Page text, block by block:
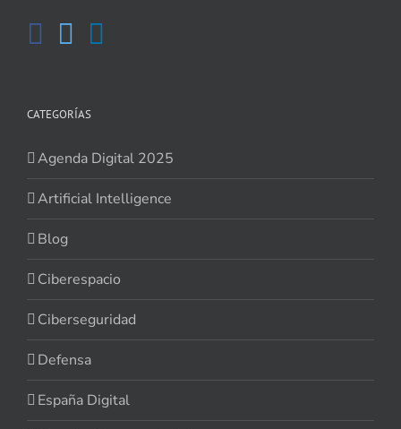
CATEGORÍAS
Agenda Digital 2025
Artificial Intelligence
Blog
Ciberespacio
Ciberseguridad
Defensa
España Digital